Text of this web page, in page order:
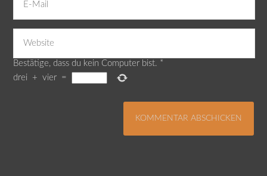
Bestätige, dass du kein Computer bist. *
drei
+ vier =